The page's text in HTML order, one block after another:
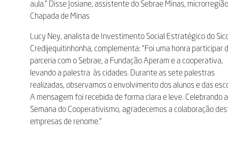
aula.” Disse Josiane, assistente do Sebrae Minas,
Chapada de Minas
Lucy Ney, analista de Investimento Social Estratégico do
Credijequitinhonha, complementa: “Foi uma honra participar
parceria com o Sebrae, a Fundação Aperam e a cooperativa,
levando a palestra às cidades. Durante as sete palestras
realizadas, observamos o envolvimento dos alunos e das
A mensagem foi recebida de forma clara e leve. Celebrando a
Semana do Cooperativismo, agradecemos a colaboração
empresas de renome.”